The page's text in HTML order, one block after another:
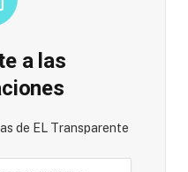
a las
de EL Transparente